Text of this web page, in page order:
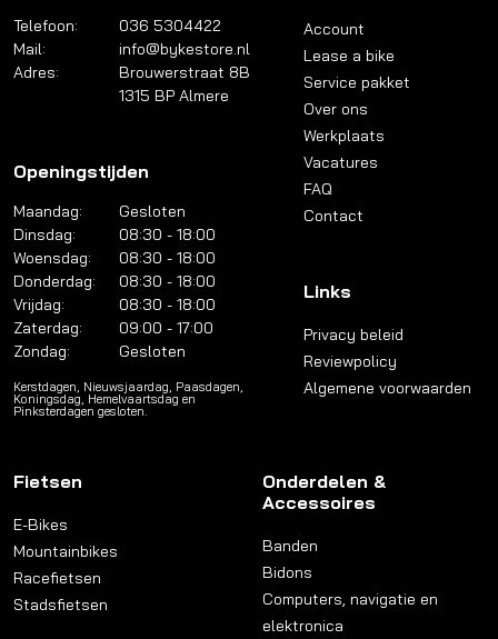
Telefoon:
036 5304422
Mail:
info@bykestore.nl
Adres:
Brouwerstraat 8B
1315 BP Almere
Openingstijden
Maandag:
Gesloten
Dinsdag:
08:30 - 18:00
Woensdag:
08:30 - 18:00
Donderdag:
08:30 - 18:00
Vrijdag:
08:30 - 18:00
Zaterdag:
09:00 - 17:00
Zondag:
Gesloten
Kerstdagen, Nieuwsjaardag, Paasdagen,
Koningsdag, Hemelvaartsdag en
Pinksterdagen gesloten.
Account
Lease a bike
Service pakket
Over ons
Werkplaats
Vacatures
FAQ
Contact
Links
Privacy beleid
Reviewpolicy
Algemene voorwaarden
Fietsen
E-Bikes
Mountainbikes
Racefietsen
Stadsfietsen
Onderdelen &
Accessoires
Banden
Bidons
Computers, navigatie en
elektronica